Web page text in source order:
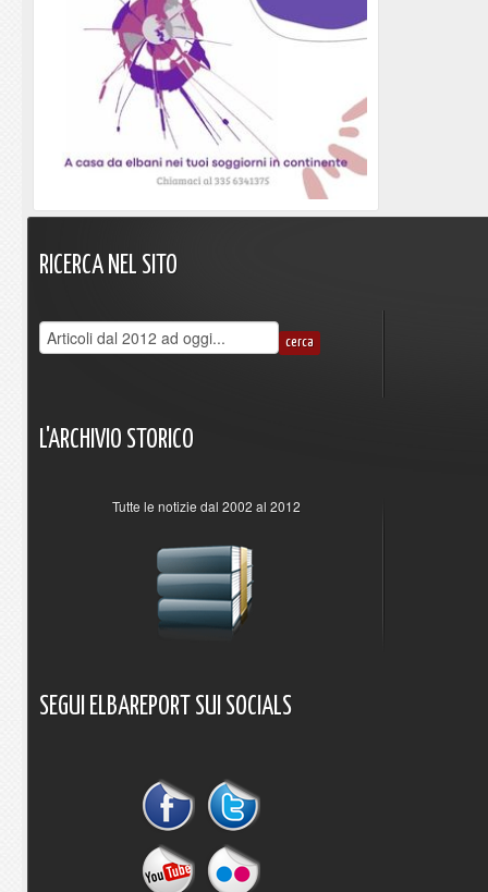
RICERCA NEL SITO
L'ARCHIVIO STORICO
Tutte le notizie dal 2002 al 2012
SEGUI ELBAREPORT SUI SOCIALS